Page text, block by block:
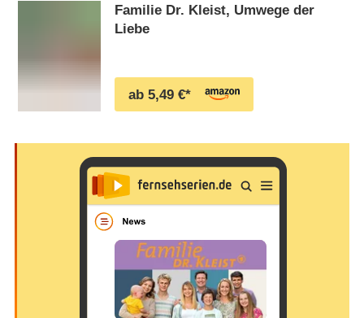
Familie Dr. Kleist, Umwege der
Liebe
ab 5,49 €*